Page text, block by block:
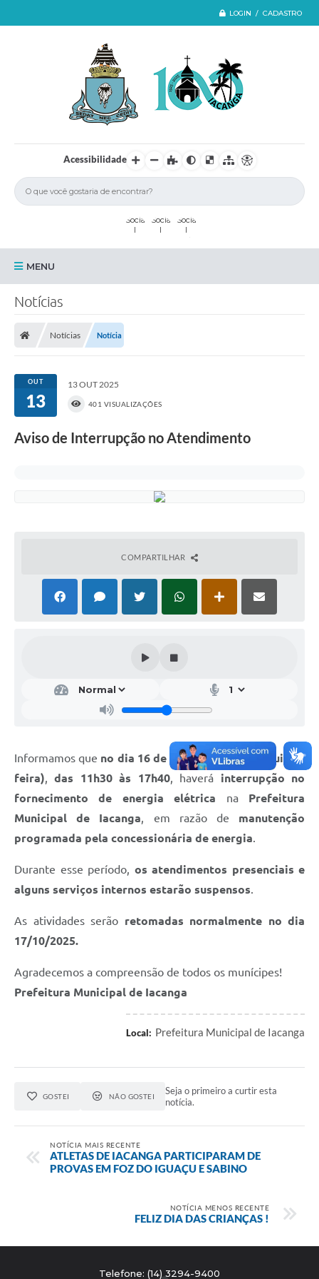
LOGIN / CADASTRO
Acessibilidade
MENU
Iacanga
Cartas de Serviços
Editais
Transparência
Notícias
Notícias Notícia
OUT
13
13 OUT 2025
401 VISUALIZAÇÕES
Aviso de Interrupção no Atendimento
COMPARTILHAR
Informamos que no dia 16 de outubro de 2025 (quinta-
feira),das 11h30 às 17h40, haverá interrupção no
fornecimento de energia elétrica na Prefeitura
Municipal de Iacanga, em razão de manutenção
programada pela concessionária de energia.
Durante esse período, os atendimentos presenciais e
alguns serviços internos estarão suspensos.
As atividades serão retomadas normalmente no dia
17/10/2025.
Agradecemos a compreensão de todos os munícipes!
Prefeitura Municipal de Iacanga
Local: Prefeitura Municipal de Iacanga
GOSTEI NÃO GOSTEI
Seja o primeiro a curtir esta
notícia.
NOTÍCIA MAIS RECENTE
ATLETAS DE IACANGA PARTICIPARAM DE
PROVAS EM FOZ DO IGUAÇU E SABINO
NOTÍCIA MENOS RECENTE
FELIZ DIA DAS CRIANÇAS !
Telefone: (14) 3294-9400